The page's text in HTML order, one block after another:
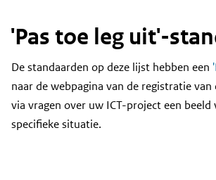
'Pas toe leg uit'-
Content
De standaarden op deze lijst hebben een
naar de webpagina van de registratie
via vragen over uw ICT-project een
specifieke situatie.